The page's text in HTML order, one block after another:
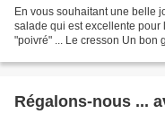
En vous souhaitant une belle
salade qui est excellente pour
"poivré" ... Le cresson Un bon
Régalons-nous ...